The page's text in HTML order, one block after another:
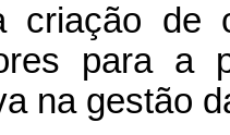
criação de
para a
na gestão